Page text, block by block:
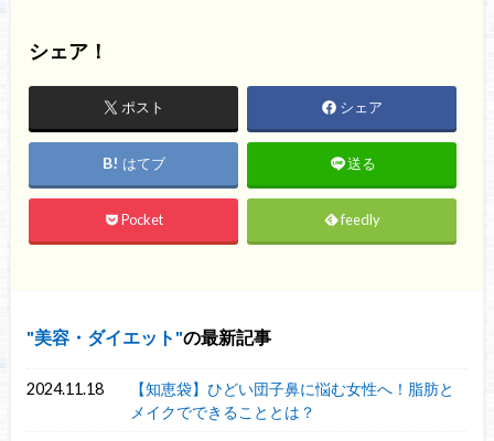
シェア！
ポスト シェア
はてブ 送る
Pocket feedly
美容・ダイエット の最新記事
2024.11.18
【知恵袋】ひどい団子鼻に悩む女性へ！脂肪と
メイクでできることとは？